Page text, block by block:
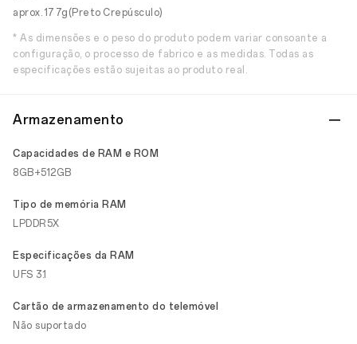
aprox. 177g(Preto Crepúsculo)
* As dimensões e o peso do produto podem variar consoante a
configuração, o processo de fabrico e as medidas. Todas as
especificações estão sujeitas ao produto real.
Armazenamento
Capacidades de RAM e ROM
8GB+512GB
Tipo de memória RAM
LPDDR5X
Especificações da RAM
UFS 3.1
Cartão de armazenamento do telemóvel
Não suportado